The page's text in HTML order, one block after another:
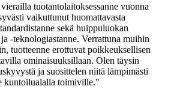
tuotantolaitoksessanne vuonna
vaikuttunut huomattavasta
sekä huippuluokan
-teknologiastanne. Verrattuna muihin
tuotteenne erottuvat poikkeuksellisen
ominaisuuksillaan. Olen täysin
ja suosittelen niitä lämpimästi
kuntoilualalla toimiville."